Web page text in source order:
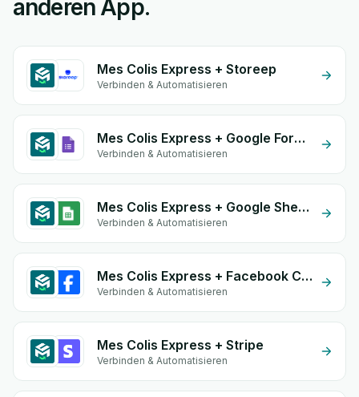
anderen App.
Mes Colis Express + Storeep
Verbinden & Automatisieren
Mes Colis Express + Google Form Integration
Verbinden & Automatisieren
Mes Colis Express + Google Sheets
Verbinden & Automatisieren
Mes Colis Express + Facebook Commerce
Verbinden & Automatisieren
Mes Colis Express + Stripe
Verbinden & Automatisieren